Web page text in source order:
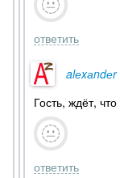
ответить
alеxаndеr
Гость, ждёт,
ответить